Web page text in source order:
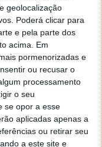
geolocalização
Poderá clicar para
e pela parte dos
acima. Em
pormenorizadas e
ou recusar o
processamento
o seu
se opor a esse
aplicadas apenas a
ou retirar seu
a este site e
como for segue por mail
da seguinte maneira,
com o botão direito do
Menu ‘Iniciar’
no separador